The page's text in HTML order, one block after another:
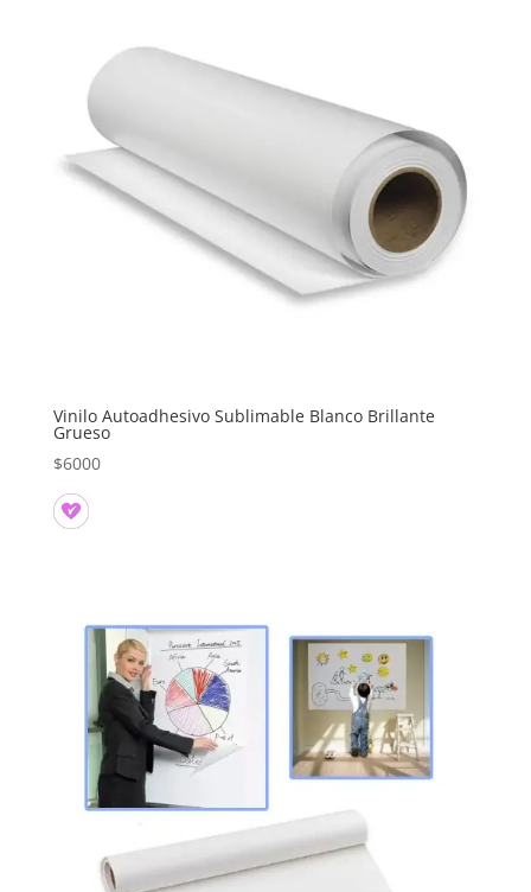
Vinilo Autoadhesivo Sublimable Blanco Brillante
Grueso
$6000